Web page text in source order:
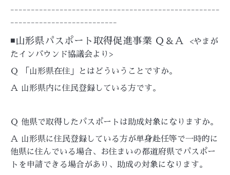
---------------------------------------------------
--------------------------
◾️山形県パスポート取得促進事業 Ｑ＆Ａ
<やまが
たインバウンド協議会より>
Ｑ 「山形県在住」とはどういうことですか。
Ａ 山形県内に住民登録している方です。
Ｑ 他県で取得したパスポートは助成対象になりますか。
Ａ 山形県に住民登録している方が単身赴任等で一時的に
他県に住んでいる場合、お住まいの都道府県でパスポー
トを申請できる場合があり、助成の対象になります。